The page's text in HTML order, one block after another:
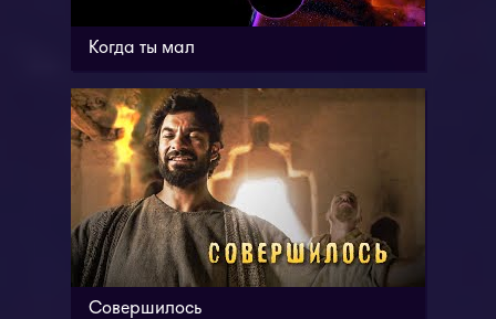
Когда ты мал
Совершилось